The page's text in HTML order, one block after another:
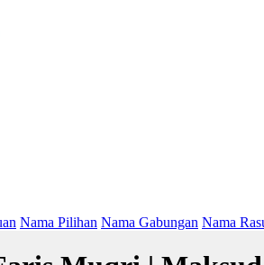
Nama Pilihan Nama Gabungan Nama